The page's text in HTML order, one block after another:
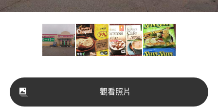
觀看照片